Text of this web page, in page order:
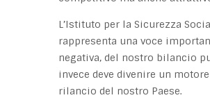
L’Istituto per la Sicurezza
rappresenta una voce
negativa, del nostro bilancio
invece deve divenire un
rilancio del nostro Paese.